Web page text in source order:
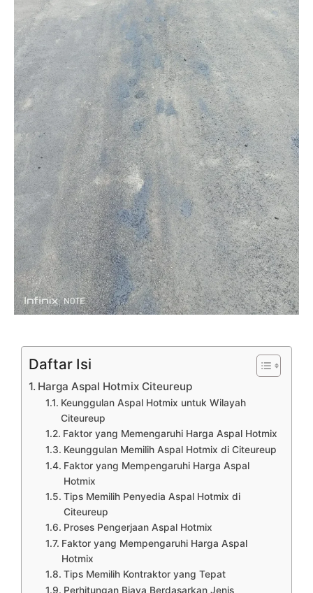
Daftar Isi
Harga Aspal Hotmix Citeureup
Keunggulan Aspal Hotmix untuk Wilayah
Citeureup
Faktor yang Memengaruhi Harga Aspal Hotmix
Keunggulan Memilih Aspal Hotmix di Citeureup
Faktor yang Mempengaruhi Harga Aspal
Hotmix
Tips Memilih Penyedia Aspal Hotmix di
Citeureup
Proses Pengerjaan Aspal Hotmix
Faktor yang Mempengaruhi Harga Aspal
Hotmix
Tips Memilih Kontraktor yang Tepat
Perhitungan Biaya Berdasarkan Jenis